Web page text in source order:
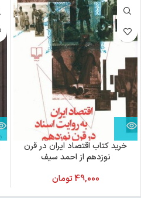
خرید کتاب اقتصاد ایران در قرن
نوزدهم از احمد سیف
49,000تومان